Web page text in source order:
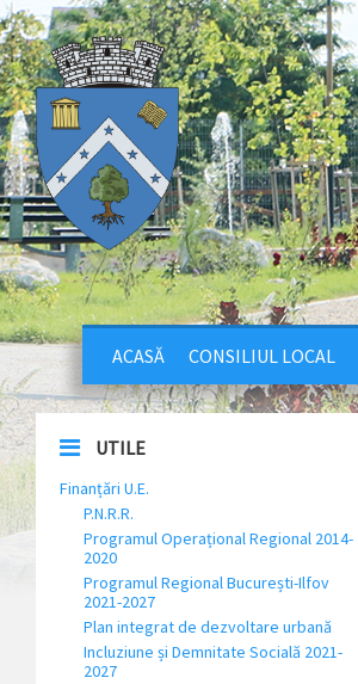
ACASĂ CONSILIUL LOCAL
UTILE
Finanțări U.E.
P.N.R.R.
Programul Operațional Regional 2014-
2020
Programul Regional București-Ilfov
2021-2027
Plan integrat de dezvoltare urbană
Incluziune și Demnitate Socială 2021-
2027